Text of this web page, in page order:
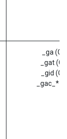
_ga
_gat
_gid
_gac_*